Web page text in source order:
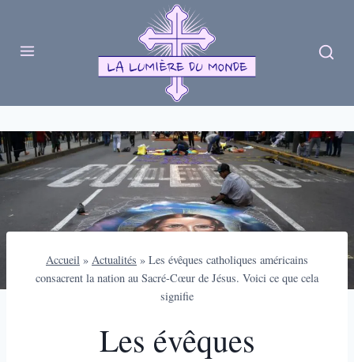
content
Accueil » Actualités » Les évêques catholiques américains
consacrent la nation au Sacré-Cœur de Jésus. Voici ce que cela
signifie
Les évêques